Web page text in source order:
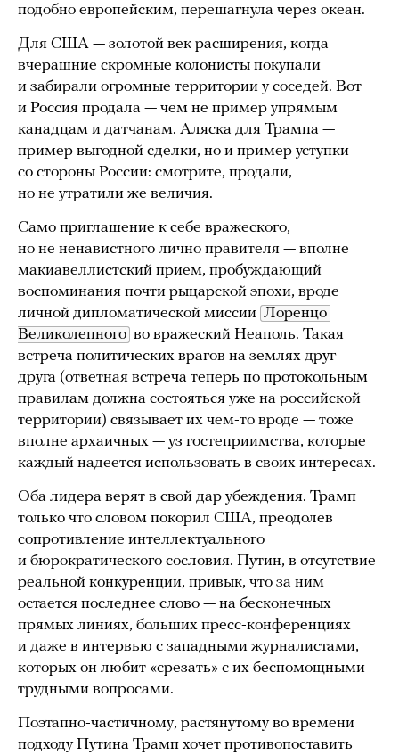
подобно европейским, перешагнула через океан.
Для США — золотой век расширения, когда
вчерашние скромные колонисты покупали
и забирали огромные территории у соседей. Вот
и Россия продала — чем не пример упрямым
канадцам и датчанам. Аляска для Трампа —
пример выгодной сделки, но и пример уступки
со стороны России: смотрите, продали,
но не утратили же величия.
Само приглашение к себе вражеского,
но не ненавистного лично правителя — вполне
макиавеллистский прием, пробуждающий
воспоминания почти рыцарской эпохи, вроде
личной дипломатической миссии Лоренцо
Великолепного во вражеский Неаполь. Такая
встреча политических врагов на землях друг
друга (ответная встреча теперь по протокольным
правилам должна состояться уже на российской
территории) связывает их чем-то вроде — тоже
вполне архаичных — уз гостеприимства, которые
каждый надеется использовать в своих интересах.
Оба лидера верят в свой дар убеждения. Трамп
только что словом покорил США, преодолев
сопротивление интеллектуального
и бюрократического сословия. Путин, в отсутствие
реальной конкуренции, привык, что за ним
остается последнее слово — на бесконечных
прямых линиях, больших пресс-конференциях
и даже в интервью с западными журналистами,
которых он любит «срезать» с их беспомощными
трудными вопросами.
Поэтапно-частичному, растянутому во времени
подходу Путина Трамп хочет противопоставить